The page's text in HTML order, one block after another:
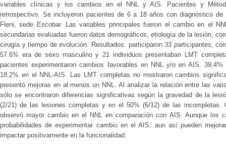
variables clínicas y los cambios en el NNL y AIS. Pacientes y
retrospectivo. Se incluyeron pacientes de 6 a 18 años con diagnóstico
Fleni, sede Escobar. Las variables principales fueron el cambio en el
secundarias evaluadas fueron datos demográficos, etiología de la lesión,
cirugía y tiempo de evolución. Resultados: participaron 33 participantes,
57.6% era de sexo masculino y 21 individuos presentaban LMT
pacientes experimentaron cambios favorables en NNL y/o en AIS:
18,2% en el NNL-AIS. Las LMT completas no mostraron cambios
presentó mejoras en al menos un NNL. Al analizar la relación entre las
sólo se encontraron diferencias significativas según la gravedad de la
(2/21) de las lesiones completas y en el 50% (6/12) de las incompletas.
observó mayor cambio en el NNL en comparación con AIS. Aunque los
probabilidades de experimentar cambio en el AIS, aun así pueden
impactar positivamente en la funcionalidad.